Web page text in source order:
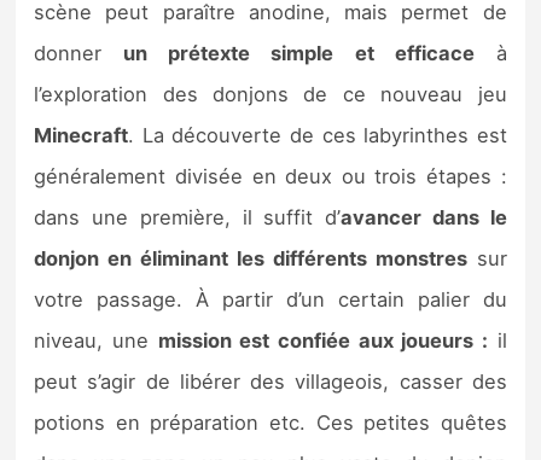
scène peut paraître anodine, mais permet de
donner un prétexte simple et efficaceà
l’exploration des donjons de ce nouveau jeu
Minecraft. La découverte de ces labyrinthes est
généralement divisée en deux ou trois étapes :
dans une première, il suffit d’avancer dans le
donjon en éliminant les différents monstressur
votre passage. À partir d’un certain palier du
niveau, une mission est confiée aux joueurs : il
peut s’agir de libérer des villageois, casser des
potions en préparation etc. Ces petites quêtes